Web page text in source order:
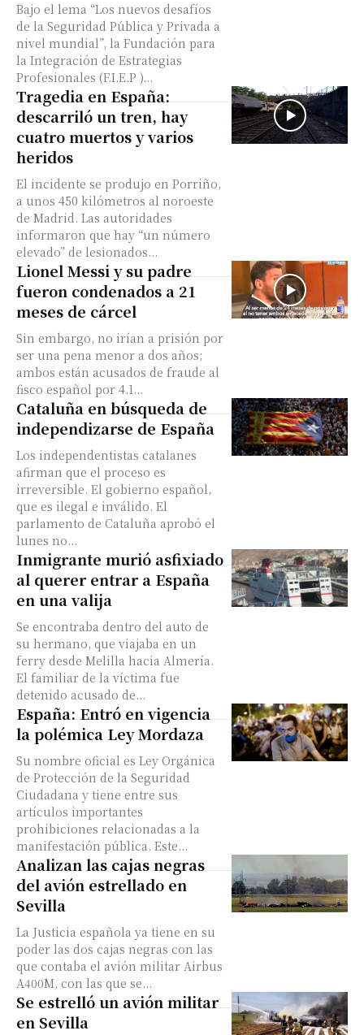
Bajo el lema “Los nuevos desafíos
de la Seguridad Pública y Privada a
nivel mundial”, la Fundación para
la Integración de Estrategias
Profesionales (F.I.E.P )...
Tragedia en España:
descarriló un tren, hay
cuatro muertos y varios
heridos
El incidente se produjo en Porriño,
a unos 450 kilómetros al noroeste
de Madrid. Las autoridades
informaron que hay “un número
elevado” de lesionados...
Lionel Messi y su padre
fueron condenados a 21
meses de cárcel
Sin embargo, no irían a prisión por
ser una pena menor a dos años;
ambos están acusados de fraude al
fisco español por 4.1...
Cataluña en búsqueda de
independizarse de España
Los independentistas catalanes
afirman que el proceso es
irreversible. El gobierno español,
que es ilegal e inválido. El
parlamento de Cataluña aprobó el
lunes no...
Inmigrante murió asfixiado
al querer entrar a España
en una valija
Se encontraba dentro del auto de
su hermano, que viajaba en un
ferry desde Melilla hacia Almería.
El familiar de la víctima fue
detenido acusado de...
España: Entró en vigencia
la polémica Ley Mordaza
Su nombre oficial es Ley Orgánica
de Protección de la Seguridad
Ciudadana y tiene entre sus
artículos importantes
prohibiciones relacionadas a la
manifestación pública. Este...
Analizan las cajas negras
del avión estrellado en
Sevilla
La Justicia española ya tiene en su
poder las dos cajas negras con las
que contaba el avión militar Airbus
A400M, con las que se...
Se estrelló un avión militar
en Sevilla